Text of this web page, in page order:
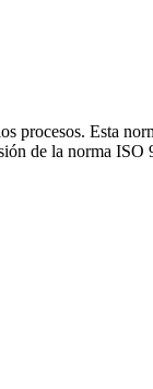
procesos. Esta
de la norma